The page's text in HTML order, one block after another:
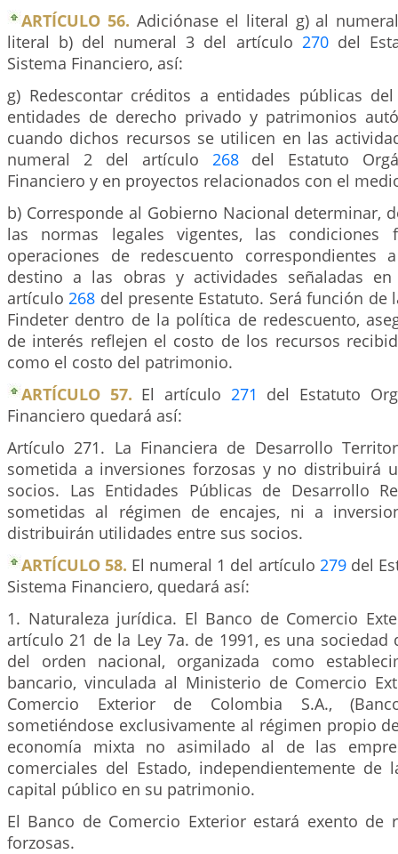
ARTÍCULO 56. Adiciónase el literal g) al
literal b) del numeral 3 del artículo 270del
Sistema Financiero, así:
g) Redescontar créditos a entidades públicas
entidades de derecho privado y patrimonios
cuando dichos recursos se utilicen en las
numeral 2 del artículo 268del Estatuto
Financiero y en proyectos relacionados con el
b) Corresponde al Gobierno Nacional determinar,
las normas legales vigentes, las condiciones
operaciones de redescuento correspondientes
destino a las obras y actividades señaladas
artículo268 del presente Estatuto. Será función de
Findeter dentro de la política de redescuento,
de interés reflejen el costo de los recursos
como el costo del patrimonio.
ARTÍCULO 57. El artículo 271 del Estatuto
Financiero quedará así:
Artículo 271. La Financiera de Desarrollo
sometida a inversiones forzosas y no distribuirá
socios. Las Entidades Públicas de Desarrollo
sometidas al régimen de encajes, ni a
distribuirán utilidades entre sus socios.
ARTÍCULO 58. El numeral 1 del artículo 279del
Sistema Financiero, quedará así:
1. Naturaleza jurídica. El Banco de Comercio
artículo 21 de la Ley 7a. de 1991, es una
del orden nacional, organizada como
bancario, vinculada al Ministerio de Comercio
Comercio Exterior de Colombia S.A.,
sometiéndose exclusivamente al régimen propio
economía mixta no asimilado al de las
comerciales del Estado, independientemente de
capital público en su patrimonio.
El Banco de Comercio Exterior estará exento de
forzosas.